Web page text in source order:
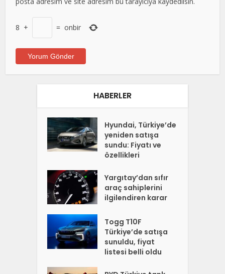
8 + = onbir
HABERLER
Hyundai, Türkiye’de
yeniden satışa
sundu: Fiyatı ve
özellikleri
Yargıtay’dan sıfır
araç sahiplerini
ilgilendiren karar
Togg T10F
Türkiye’de satışa
sunuldu, fiyat
listesi belli oldu